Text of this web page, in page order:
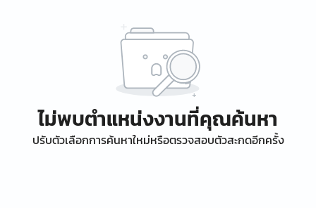
ไม่พบตำแหน่งงานที่คุณค้นหา
ปรับตัวเลือกการค้นหาใหม่หรือตรวจสอบตัวสะกดอีกครั้ง